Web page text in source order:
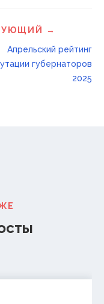
→
Апрельский рейтинг
губернаторов
2025